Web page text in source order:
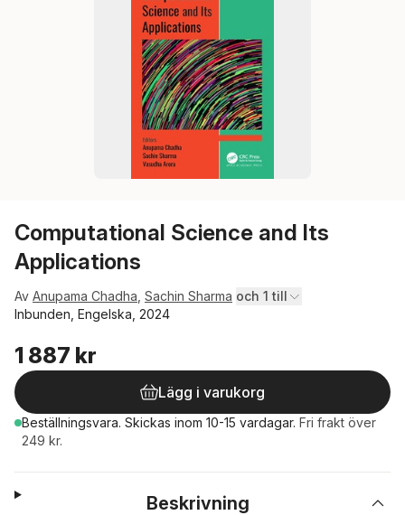
Computational Science and Its
Applications
Av Anupama Chadha Sachin Sharma och 1 till
Inbunden, Engelska, 2024
1 887 kr
Lägg i varukorg
Beställningsvara. Skickas inom 10-15 vardagar. Fri frakt över
249 kr.
Beskrivning